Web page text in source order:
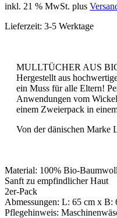
inkl. 21 % MwSt. plus
Lieferzeit: 3-5 Werktage
MULLTÜCHER AUS
Hergestellt aus
ein Muss für alle Eltern!
Anwendungen vom
einem Zweierpack in
Von der dänischen Marke
Material: 100% Bio-
Sanft zu empfindlicher Haut
2er-Pack
Abmessungen: L: 65 cm x B:
Pflegehinweis: